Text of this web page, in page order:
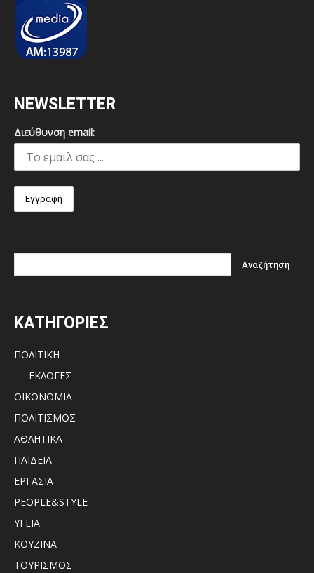
NEWSLETTER
Διεύθυνση email:
ΚΑΤΗΓΟΡΙΕΣ
ΠΟΛΙΤΙΚΗ
ΕΚΛΟΓΕΣ
ΟΙΚΟΝΟΜΙΑ
ΠΟΛΙΤΙΣΜΟΣ
ΑΘΛΗΤΙΚΑ
ΠΑΙΔΕΙΑ
ΕΡΓΑΣΙΑ
PEOPLE&STYLE
ΥΓΕΙΑ
ΚΟΥΖΙΝΑ
ΤΟΥΡΙΣΜΟΣ